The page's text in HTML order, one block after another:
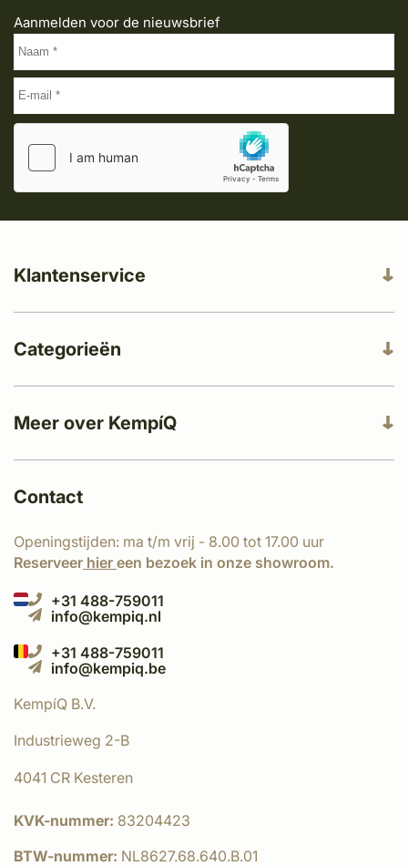
Aanmelden voor de nieuwsbrief
Meer over KempíQ
Klantenservice
Categorieën
Contact
Openingstijden: ma t/m vrij - 8.00 tot 17.00 uur
Reserveer hier een bezoek in onze showroom.
+31 488-759011
info@kempiq.nl
+31 488-759011
info@kempiq.be
KempíQ B.V.
Industrieweg 2-B
4041 CR Kesteren
KVK-nummer: 83204423
BTW-nummer: NL8627.68.640.B.01